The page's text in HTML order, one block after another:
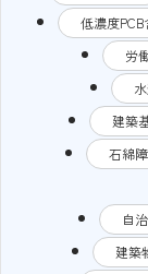
低濃度
労
建築
石綿
自
建築